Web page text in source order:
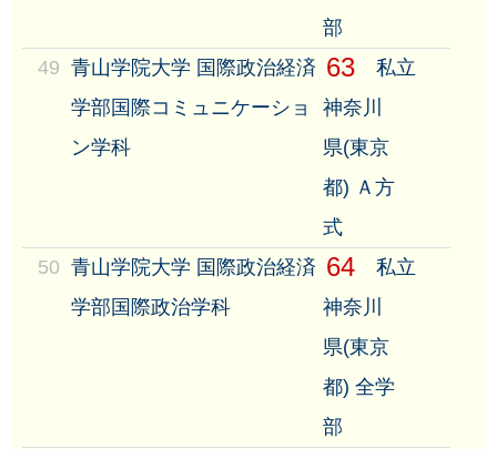
部
49 青山学院大学 国際政治経済
学部国際コミュニケーショ
ン学科
63
私立
神奈川
県(東京
都) Ａ方
式
50 青山学院大学 国際政治経済
学部国際政治学科
64
私立
神奈川
県(東京
都) 全学
部